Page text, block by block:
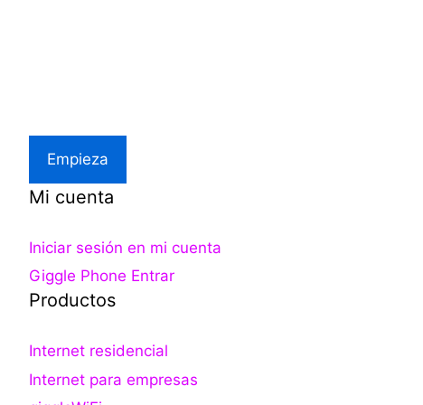
Empieza
Mi cuenta
Iniciar sesión en mi cuenta
Giggle Phone Entrar
Productos
Internet residencial
Internet para empresas